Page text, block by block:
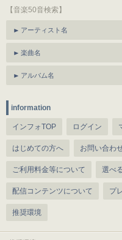
【音楽50音検索】
アーティスト名
楽曲名
アルバム名
information
インフォTOP ログイン
はじめての方へ お問い合わ
ご利用料金等について 選べ
配信コンテンツについて プ
推奨環境